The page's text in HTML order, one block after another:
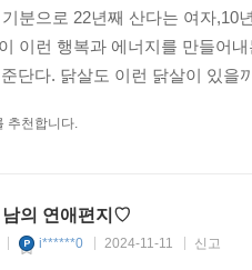
분으로 22년째 산다는 여자,10
이런 행복과 에너지를 만들어
단다. 닭살도 이런 닭살이 있
추천합니다.
남의 연애편지♡
i******0 2024-11-11 신고